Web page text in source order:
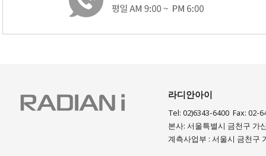
라디안아이
Tel: 02)6343-6400 Fax:
본사: 서울특별시 금천구 가
계측사업부 : 서울시 금천구